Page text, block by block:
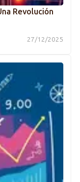
Revolución
27/12/2025